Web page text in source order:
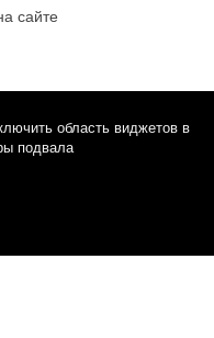
сайте
область виджетов в
подвала